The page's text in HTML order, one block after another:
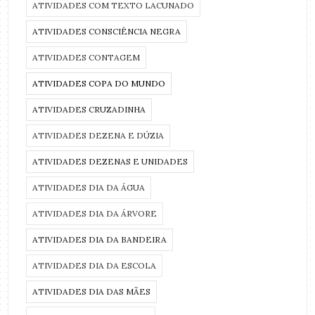
ATIVIDADES COM TEXTO LACUNADO
ATIVIDADES CONSCIÊNCIA NEGRA
ATIVIDADES CONTAGEM
ATIVIDADES COPA DO MUNDO
ATIVIDADES CRUZADINHA
ATIVIDADES DEZENA E DÚZIA
ATIVIDADES DEZENAS E UNIDADES
ATIVIDADES DIA DA ÁGUA
ATIVIDADES DIA DA ÁRVORE
ATIVIDADES DIA DA BANDEIRA
ATIVIDADES DIA DA ESCOLA
ATIVIDADES DIA DAS MÃES